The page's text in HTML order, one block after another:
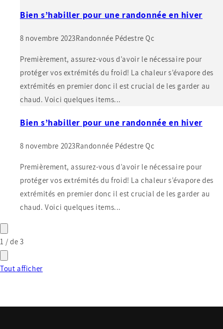
Bien s’habiller pour une randonnée en hiver
8 novembre 2023Randonnée Pédestre Qc
Premièrement, assurez-vous d’avoir le nécessaire pour
protéger vos extrémités du froid! La chaleur s’évapore des
extrémités en premier donc il est crucial de les garder au
chaud. Voici quelques items...
Bien s’habiller pour une randonnée en hiver
8 novembre 2023Randonnée Pédestre Qc
Premièrement, assurez-vous d’avoir le nécessaire pour
protéger vos extrémités du froid! La chaleur s’évapore des
extrémités en premier donc il est crucial de les garder au
chaud. Voici quelques items...
1 / de 3
Tout afficher